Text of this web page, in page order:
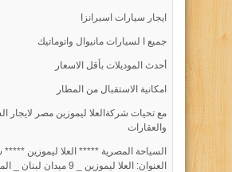
ايجار سيارات اسبرانزا
جميع ا لسيارات مانيوال واتوماتيك
أحدث الموديلات بأقل الاسعار
امكانية الاستقبال من المطار
مع تحيات شركةالعلا ليموزين مصر لايجار
والعقارات
السياحة المصرية ***** العلا ليموزين *****
العنوان: العلا ليموزين _ 9 ميدان لبنان _ المهندسين